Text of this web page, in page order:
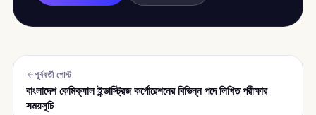
পূর্ববর্তী পোস্ট
বাংলাদেশ কেমিক্যাল ইন্ডাস্ট্রিজ কর্পোরেশনের বিভিন্ন পদে লিখিত পরীক্ষার
সময়সূচি